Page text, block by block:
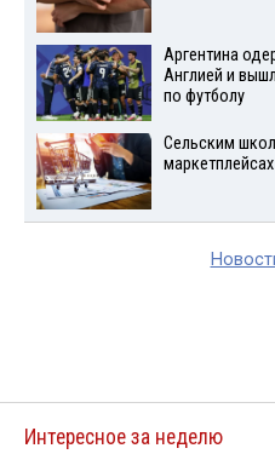
Аргентина
Англией и
по футболу
Сельским
маркетплейсах
Интересное за неделю